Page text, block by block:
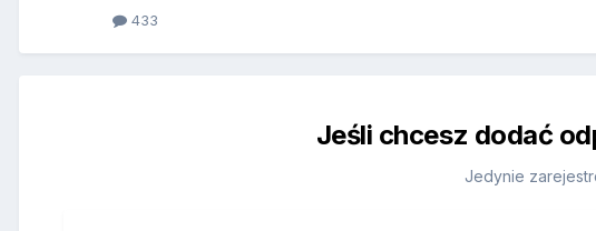
433
Jeśli chcesz dodać
Jedynie